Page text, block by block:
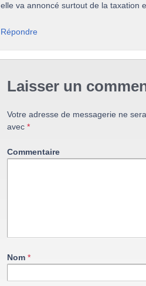
elle va annoncé surtout de la taxation
Répondre
Laisser un
Votre adresse de messagerie ne
avec *
Commentaire
Nom *